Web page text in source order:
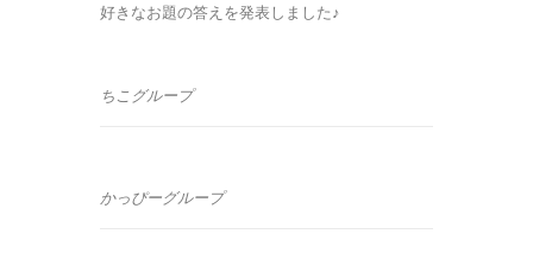
好きなお題の答えを発表しました♪
ちこグループ
かっぴーグループ